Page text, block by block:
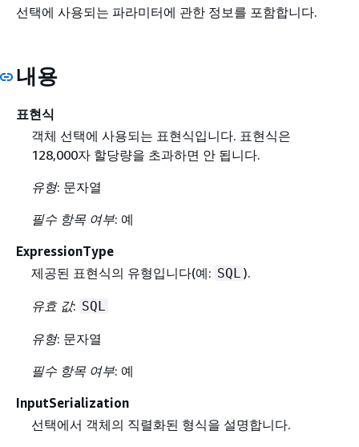
선택에 사용되는 파라미터에 관한 정보를 포함합니다.
내용
표현식
객체 선택에 사용되는 표현식입니다. 표현식은
128,000자 할당량을 초과하면 안 됩니다.
유형: 문자열
필수 항목 여부: 예
ExpressionType
제공된 표현식의 유형입니다(예: SQL ).
유효 값: SQL
유형: 문자열
필수 항목 여부: 예
InputSerialization
선택에서 객체의 직렬화된 형식을 설명합니다.